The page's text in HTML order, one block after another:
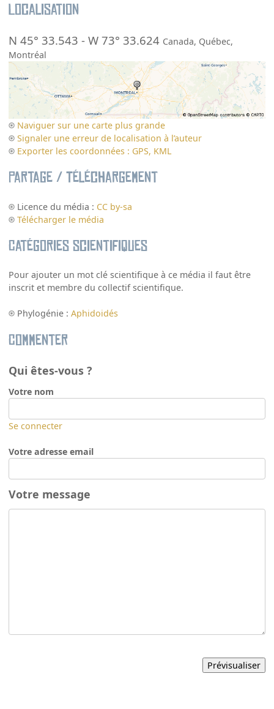
Localisation
N 45° 33.543 -W 73° 33.624 Canada, Québec,
Montréal
Naviguer sur une carte plus grande
Signaler une erreur de localisation à l’auteur
Exporter les coordonnées : GPS, KML
Partage / Téléchargement
Licence du média : CC by-sa
Télécharger le média
Catégories scientifiques
Pour ajouter un mot clé scientifique à ce média il faut être
inscrit et membre du collectif scientifique.
Phylogénie :Aphidoidés
Commenter
Qui êtes-vous ?
Votre nom
Se connecter
Votre adresse email
Votre message